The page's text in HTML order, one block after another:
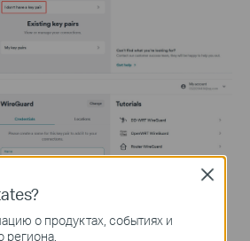
о продуктах, событиях и
региона.
Close